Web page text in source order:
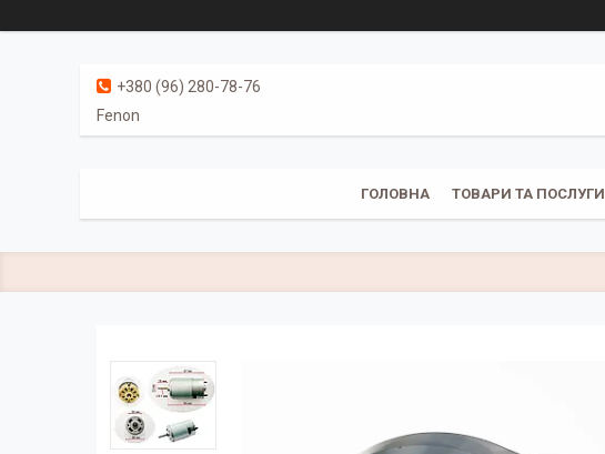
+380 (96) 280-78-76
Fenon
ГОЛОВНА ТОВАРИ ТА ПОСЛУГИ